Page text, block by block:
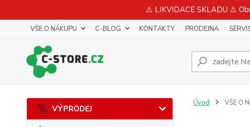
⚠️ LIKVIDACE SKLADU ⚠️
VŠE O NÁKUPU C-BLOG KONTAKTY PRODEJNA
VÝPRODEJ
Úvod VŠE O